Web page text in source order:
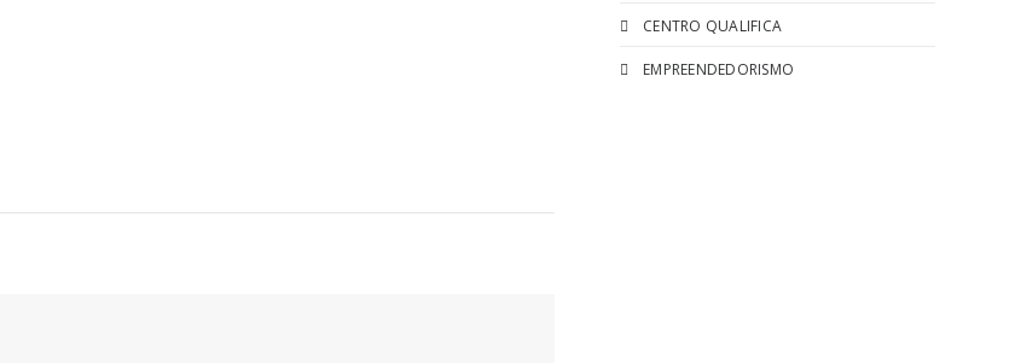
CENTRO QUALIFICA
EMPREENDEDORISMO